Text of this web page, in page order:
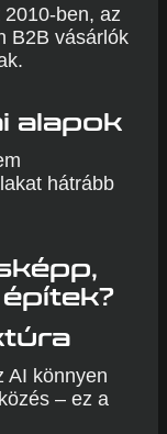
ben, az
B2B vásárlók
alapok
hátrább
AI könnyen
– ez a